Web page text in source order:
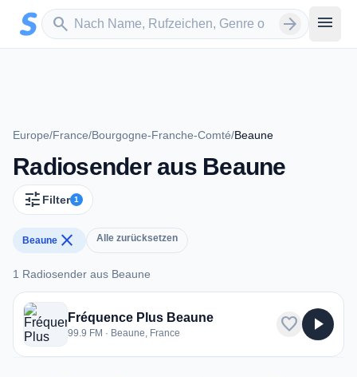
Zum Hauptinhalt springen
search
Sender suchen arrow_forward menu
Europe/France/Bourgogne-Franche-Comté/Beaune
Radiosender aus Beaune
tune Filter 1
Beaune close Alle zurücksetzen
1 Radiosender aus Beaune
1 Radiosender aus Beaune
Fréquence Plus Beaune
99.9 FM · Beaune, France favorite play_arrow